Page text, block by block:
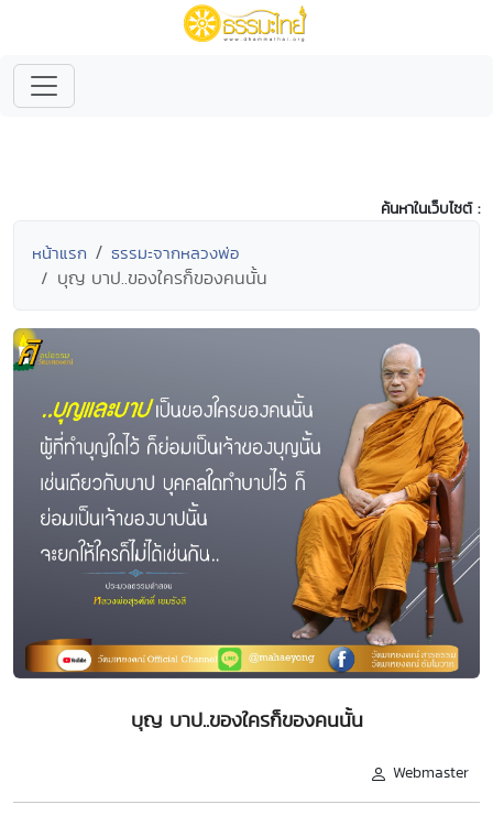
ค้นหาในเว็บไซต์ :
หน้าแรก ธรรมะจากหลวงพ่อ
บุญ บาป..ของใครก็ของคนนั้น
บุญ บาป..ของใครก็ของคนนั้น
Webmaster